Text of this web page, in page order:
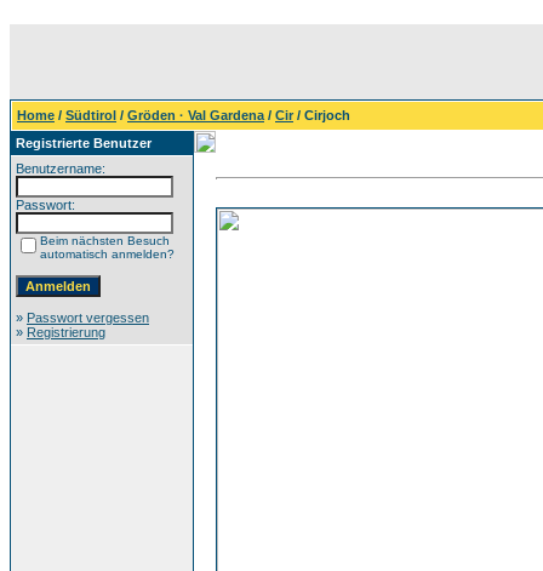
Home / Südtirol / Gröden · Val Gardena / Cir/ Cirjoch
Registrierte Benutzer
Benutzername:
Passwort:
Beim nächsten Besuch
automatisch anmelden?
» Passwort vergessen
» Registrierung